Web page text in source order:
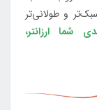
و طولانی‌تر
ارزانتر،